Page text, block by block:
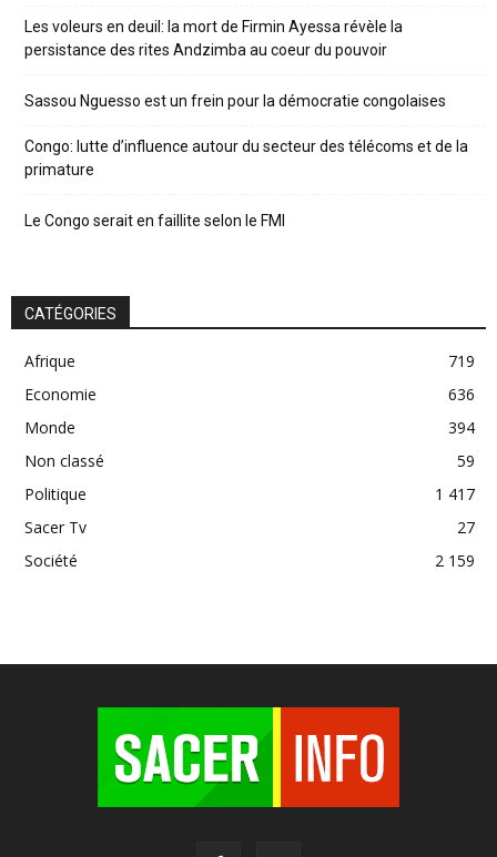
Les voleurs en deuil: la mort de Firmin Ayessa révèle la
persistance des rites Andzimba au coeur du pouvoir
Sassou Nguesso est un frein pour la démocratie congolaises
Congo: lutte d’influence autour du secteur des télécoms et de la
primature
Le Congo serait en faillite selon le FMI
CATÉGORIES
Afrique
719
Economie
636
Monde
394
Non classé
59
Politique
1 417
Sacer Tv
27
Société
2 159